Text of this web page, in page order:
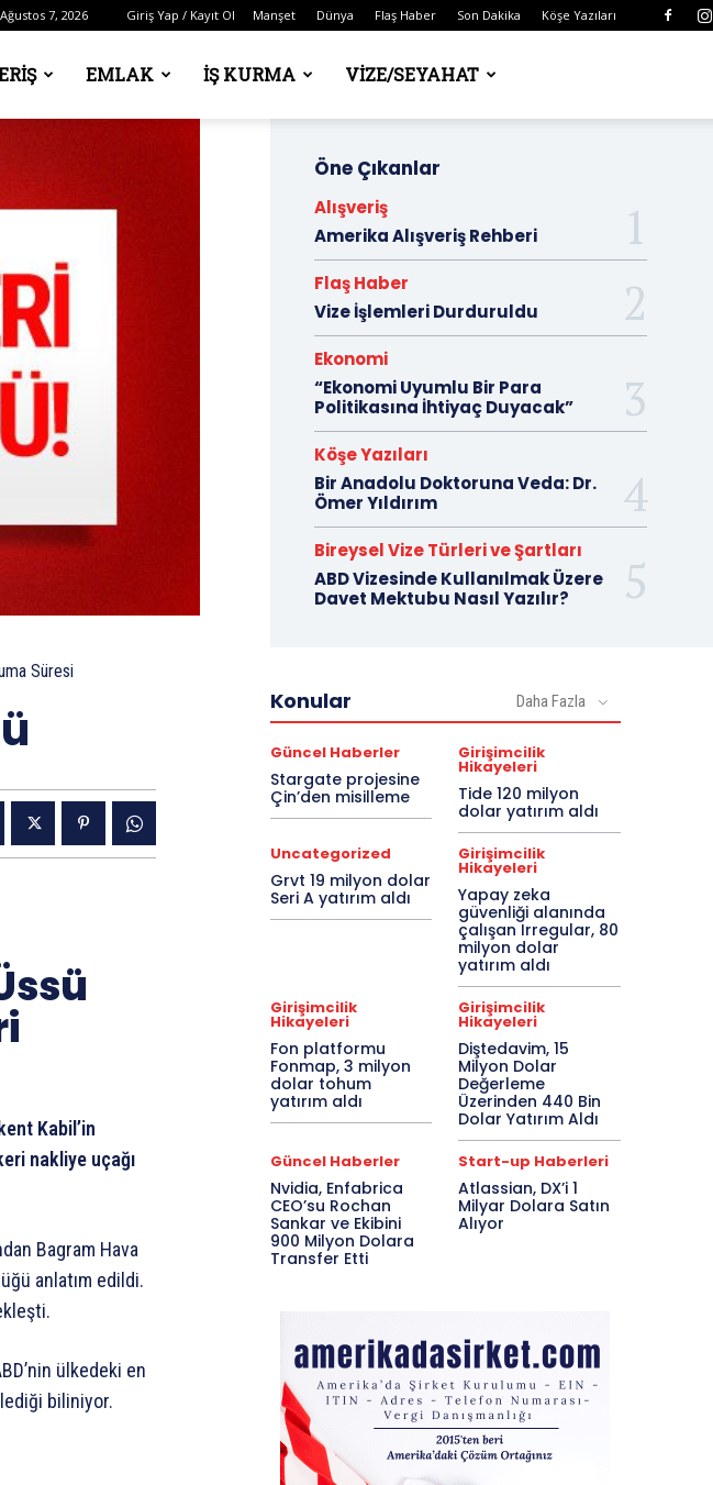
7, 2026 Giriş Yap / Kayıt Ol Manşet Dünya Flaş Haber Son Dakika Köşe Yazıları
EMLAK İŞ KURMA VIZE/SEYAHAT
Süresi
Kabil’in
nakliye uçağı
Bagram Hava
anlatım edildi.
ülkedeki en
biliniyor.
Öne Çıkanlar
Alışveriş
Amerika Alışveriş Rehberi
Flaş Haber
Vize İşlemleri Durduruldu
Ekonomi
“Ekonomi Uyumlu Bir Para
Politikasına İhtiyaç Duyacak”
Köşe Yazıları
Bir Anadolu Doktoruna Veda: Dr.
Ömer Yıldırım
Bireysel Vize Türleri ve Şartları
ABD Vizesinde Kullanılmak Üzere
Davet Mektubu Nasıl Yazılır?
Konular Daha Fazla
Güncel Haberler
Stargate projesine
Çin’den misilleme
Girişimcilik
Hikayeleri
Tide 120 milyon
dolar yatırım aldı
Uncategorized
Grvt 19 milyon dolar
Seri A yatırım aldı
Girişimcilik
Hikayeleri
Yapay zeka
güvenliği alanında
çalışan Irregular, 80
milyon dolar
yatırım aldı
Girişimcilik
Hikayeleri
Fon platformu
Fonmap, 3 milyon
dolar tohum
yatırım aldı
Girişimcilik
Hikayeleri
Diştedavim, 15
Milyon Dolar
Değerleme
Üzerinden 440 Bin
Dolar Yatırım Aldı
Güncel Haberler
Nvidia, Enfabrica
CEO’su Rochan
Sankar ve Ekibini
900 Milyon Dolara
Transfer Etti
Start-up Haberleri
Atlassian, DX’i 1
Milyar Dolara Satın
Alıyor